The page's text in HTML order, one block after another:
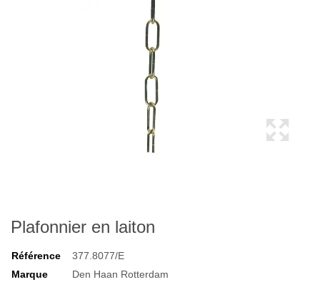
Plafonnier en laiton
Référence
377.8077/E
Marque
Den Haan Rotterdam